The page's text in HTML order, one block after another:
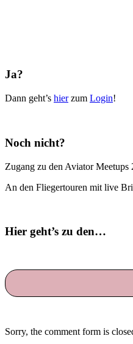
Ja?
Dann geht’s hierzum Login!
Noch nicht?
Zugang zu den Aviator
An den Fliegertouren mit live
Hier geht’s zu den…
Sorry, the comment form is